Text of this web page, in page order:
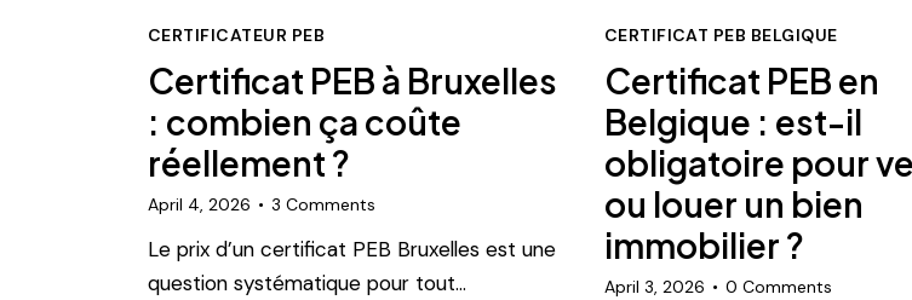
CERTIFICATEUR PEB
Certificat PEB à Bruxelles
: combien ça coûte
réellement ?
April 4, 2026 3 Comments
Le prix d’un certificat PEB Bruxelles est une
question systématique pour tout…
CERTIFICAT PEB BELGIQUE
Certificat PEB en
Belgique : est-il
obligatoire pour
ou louer un bien
immobilier ?
April 3, 2026 0 Comments